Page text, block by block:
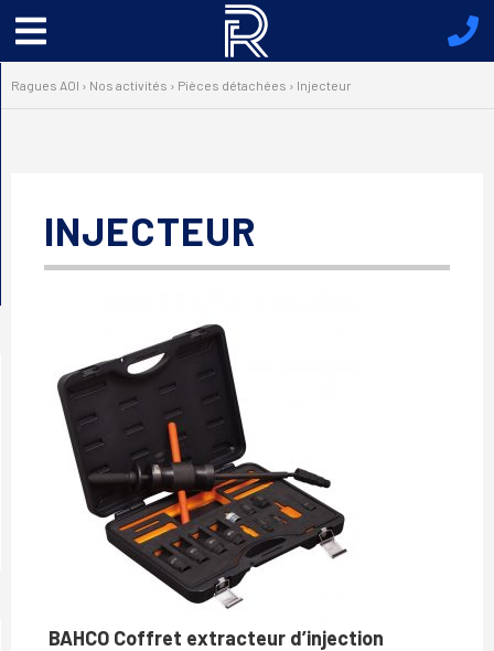
Menu
principal
Ragues AOI › Nos activités › Pièces détachées › Injecteur
INJECTEUR
BAHCO Coffret extracteur d’injection